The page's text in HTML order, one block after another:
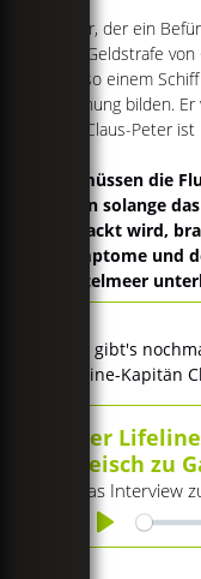
Jeder, der ein
der Geldstrafe
auf so einem
Meinung bilden.
Für Claus-Peter ist
Es müssen die
denn solange
gepackt wird,
Symptome und
Mittelmeer
Hier gibt's
Lifeline-Kapitän
Der
Reisch zu
Das Interview
Play